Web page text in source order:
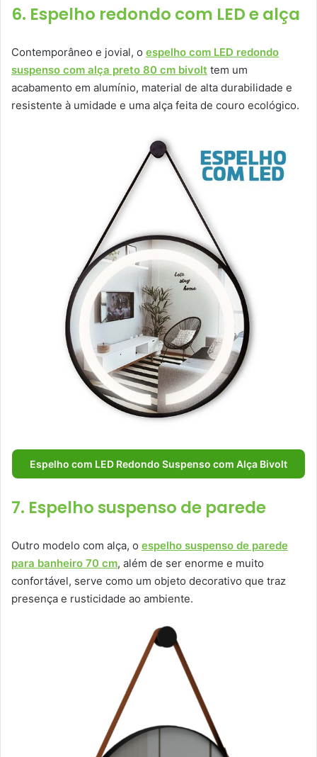
6. Espelho redondo com LED e alça
Contemporâneo e jovial, o espelho com LED redondo
suspenso com alça preto 80 cm bivolt tem um
acabamento em alumínio, material de alta durabilidade e
resistente à umidade e uma alça feita de couro ecológico.
Espelho com LED Redondo Suspenso com Alça Bivolt
7. Espelho suspenso de parede
Outro modelo com alça, o espelho suspenso de parede
para banheiro 70 cm, além de ser enorme e muito
confortável, serve como um objeto decorativo que traz
presença e rusticidade ao ambiente.